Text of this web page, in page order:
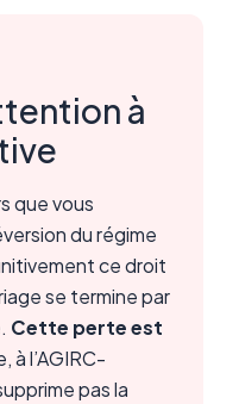
à
que vous
du régime
ce droit
se termine par
Cette perte est
à l’AGIRC-
pas la